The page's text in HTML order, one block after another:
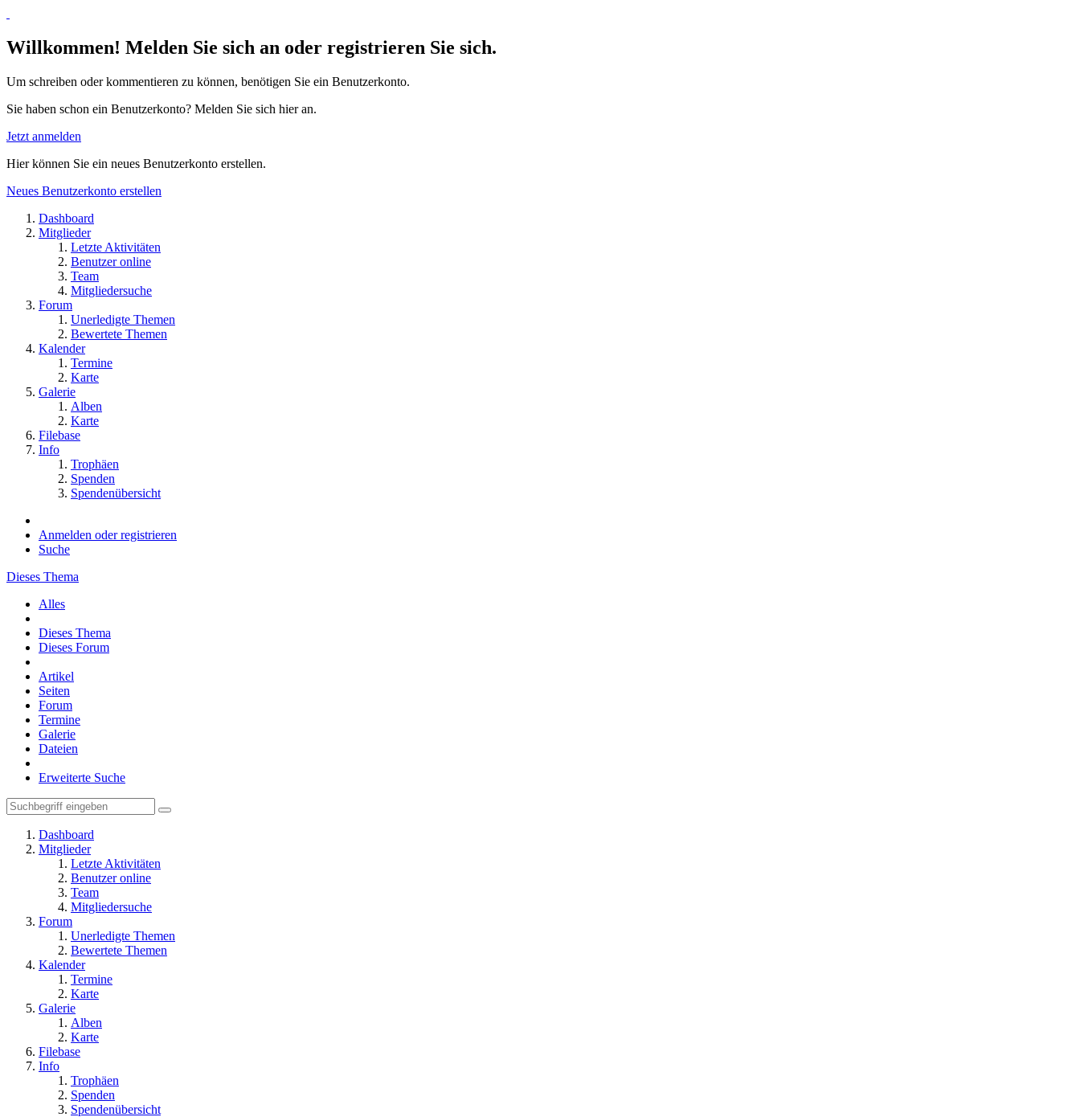
Willkommen! Melden Sie sich an oder registrieren Sie sich.
Um schreiben oder kommentieren zu können, benötigen Sie ein Benutzerkonto.
Sie haben schon ein Benutzerkonto? Melden Sie sich hier an.
Jetzt anmelden
Hier können Sie ein neues Benutzerkonto erstellen.
Neues Benutzerkonto erstellen
Dashboard
Mitglieder
Letzte Aktivitäten
Benutzer online
Team
Mitgliedersuche
Forum
Unerledigte Themen
Bewertete Themen
Kalender
Termine
Karte
Galerie
Alben
Karte
Filebase
Info
Trophäen
Spenden
Spendenübersicht
Anmelden oder registrieren
Suche
Dieses Thema
Alles
Dieses Thema
Dieses Forum
Artikel
Seiten
Forum
Termine
Galerie
Dateien
Erweiterte Suche
Dashboard
Mitglieder
Letzte Aktivitäten
Benutzer online
Team
Mitgliedersuche
Forum
Unerledigte Themen
Bewertete Themen
Kalender
Termine
Karte
Galerie
Alben
Karte
Filebase
Info
Trophäen
Spenden
Spendenübersicht